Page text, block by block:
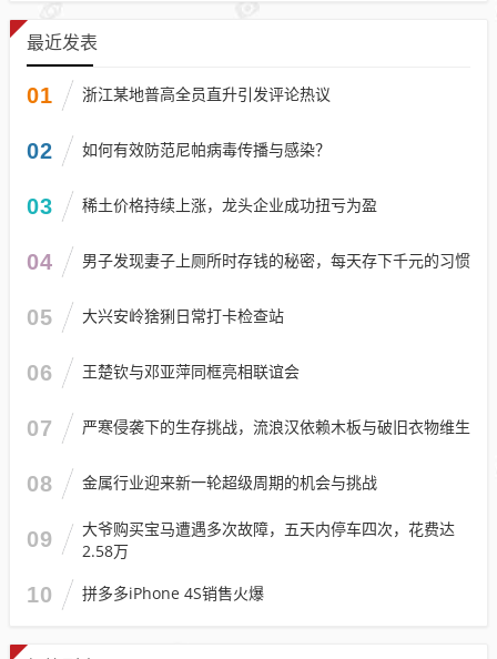
最近发表
01 浙江某地普高全员直升引发评论热议
02 如何有效防范尼帕病毒传播与感染？
03 稀土价格持续上涨，龙头企业成功扭亏为盈
04 男子发现妻子上厕所时存钱的秘密，每天存下千元的习惯
05 大兴安岭猞猁日常打卡检查站
06 王楚钦与邓亚萍同框亮相联谊会
07 严寒侵袭下的生存挑战，流浪汉依赖木板与破旧衣物维生
08 金属行业迎来新一轮超级周期的机会与挑战
09
大爷购买宝马遭遇多次故障，五天内停车四次，花费达
2.58万
10 拼多多iPhone 4S销售火爆